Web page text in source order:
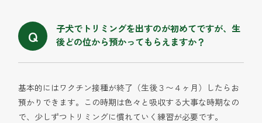
子犬でトリミングを出すのが初めてですが、生
後どの位から預かってもらえますか？
基本的にはワクチン接種が終了（生後３〜４ヶ月）したらお
預かりできます。この時期は色々と吸収する大事な時期なの
で、少しずつトリミングに慣れていく練習が必要です。